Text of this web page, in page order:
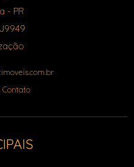
- PR
Contato